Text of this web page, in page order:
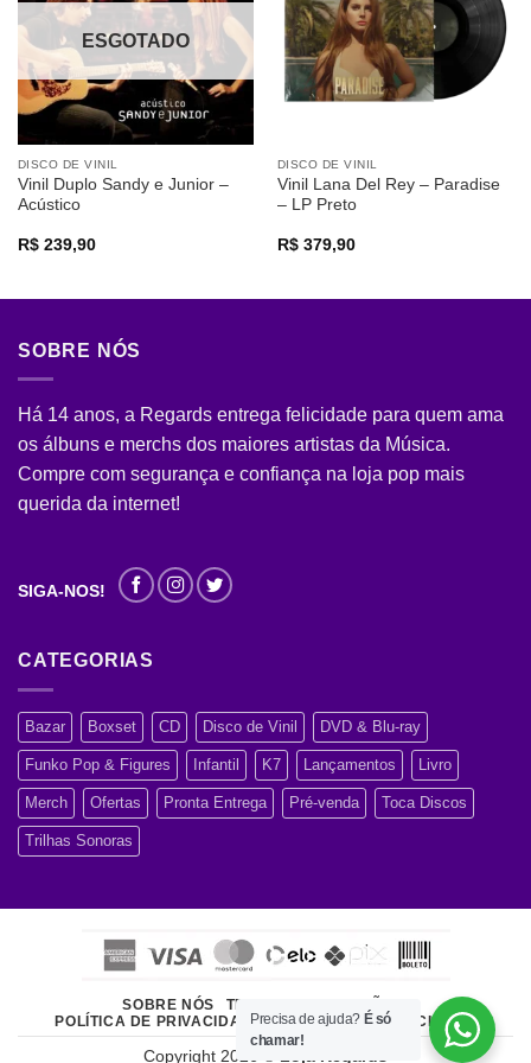
ESGOTADO
DISCO DE VINIL
Vinil Duplo Sandy e Junior –
Acústico
R$239,90
DISCO DE VINIL
Vinil Lana Del Rey – Paradise
– LP Preto
R$379,90
SOBRE NÓS
Há 14 anos, a Regards entrega felicidade para quem ama
os álbuns e merchs dos maiores artistas da Música.
Compre com segurança e confiança na loja pop mais
querida da internet!
SIGA-NOS!
CATEGORIAS
Bazar Boxset CD Disco de Vinil DVD & Blu-ray
Funko Pop & Figures Infantil K7 Lançamentos Livro
Merch Ofertas Pronta Entrega Pré-venda Toca Discos
Trilhas Sonoras
SOBRE NÓS
TERMOS E CONDIÇÕES
POLÍTICA DE PRIVACIDADE
ATENDIMENTO AO CLIENTE
Copyright 2026 ©
Precisa de ajuda? É só
chamar!